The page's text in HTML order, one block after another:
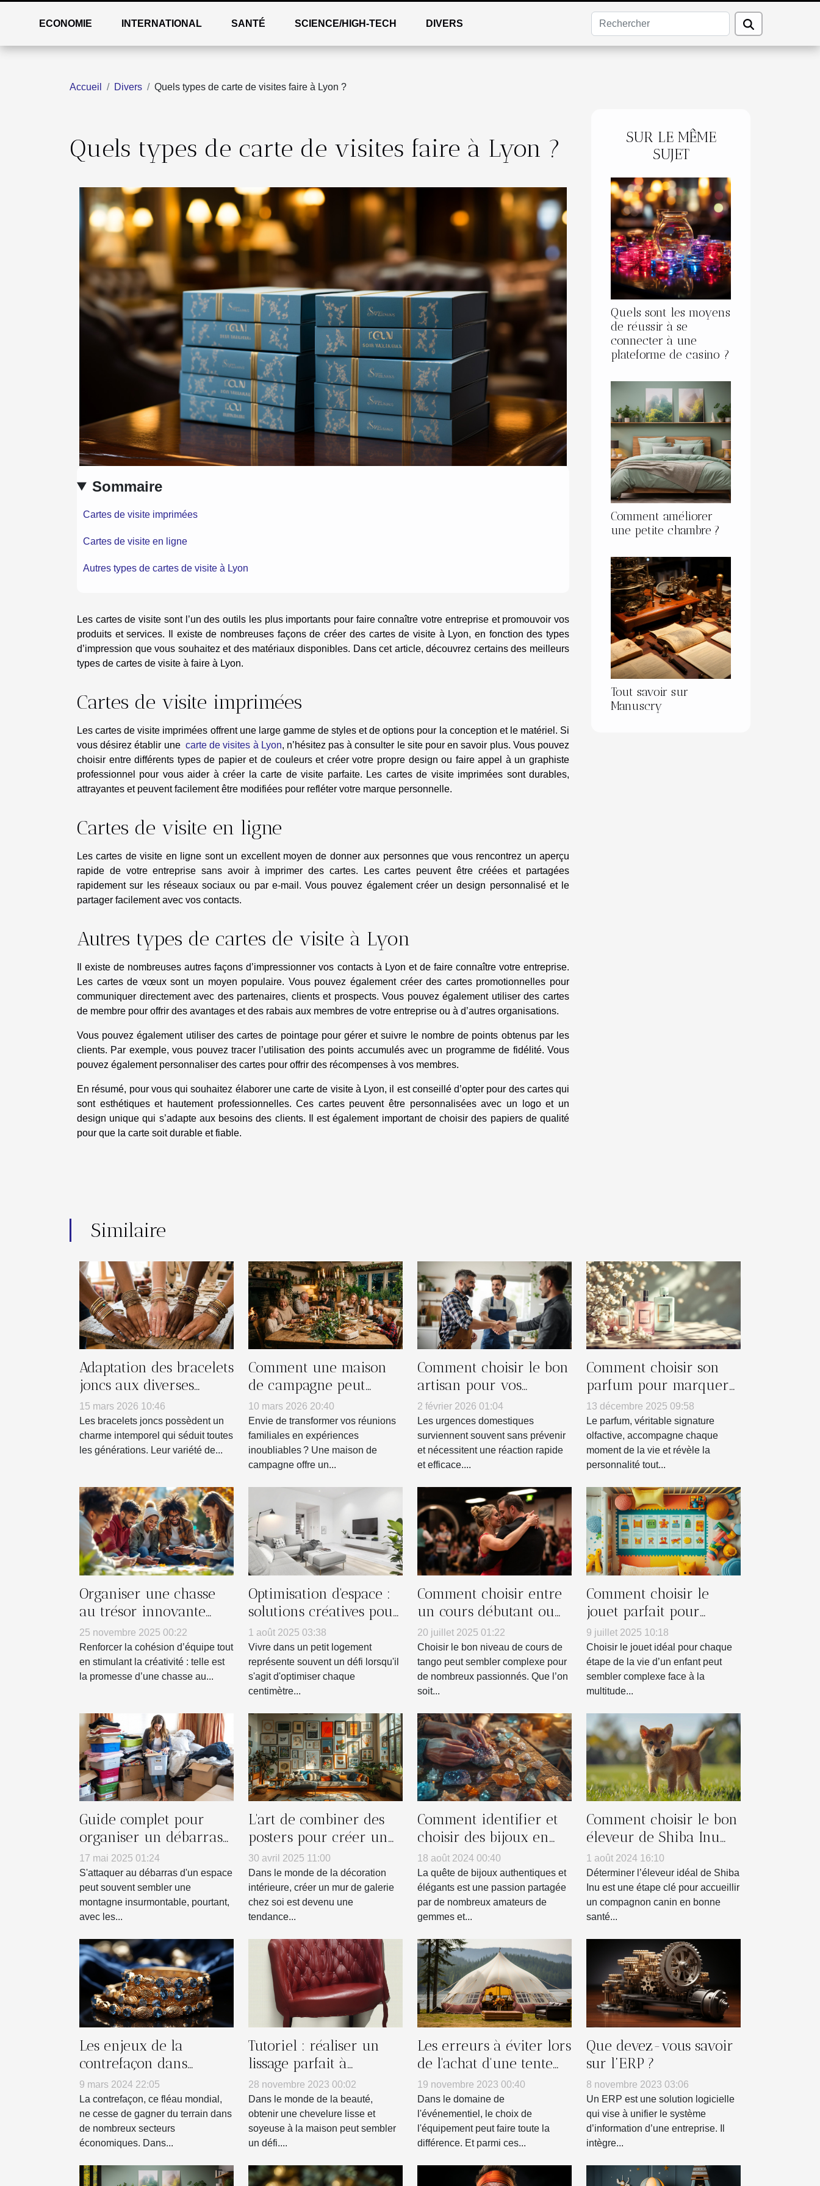
ECONOMIE INTERNATIONAL SANTÉ SCIENCE/HIGH-TECH DIVERS
Accueil Divers Quels types de carte de visites faire à Lyon ?
Quels types de carte de visites faire à Lyon ?
Sommaire
Cartes de visite imprimées
Cartes de visite en ligne
Autres types de cartes de visite à Lyon
Les cartes de visite sont l’un des outils les plus importants pour faire connaître votre entreprise et promouvoir vos
produits et services. Il existe de nombreuses façons de créer des cartes de visite à Lyon, en fonction des types
d’impression que vous souhaitez et des matériaux disponibles. Dans cet article, découvrez certains des meilleurs
types de cartes de visite à faire à Lyon.
Cartes de visite imprimées
Les cartes de visite imprimées offrent une large gamme de styles et de options pour la conception et le matériel. Si
vous désirez établir une carte de visites à Lyon, n’hésitez pas à consulter le site pour en savoir plus. Vous pouvez
choisir entre différents types de papier et de couleurs et créer votre propre design ou faire appel à un graphiste
professionnel pour vous aider à créer la carte de visite parfaite. Les cartes de visite imprimées sont durables,
attrayantes et peuvent facilement être modifiées pour refléter votre marque personnelle.
Cartes de visite en ligne
Les cartes de visite en ligne sont un excellent moyen de donner aux personnes que vous rencontrez un aperçu
rapide de votre entreprise sans avoir à imprimer des cartes. Les cartes peuvent être créées et partagées
rapidement sur les réseaux sociaux ou par e-mail. Vous pouvez également créer un design personnalisé et le
partager facilement avec vos contacts.
Autres types de cartes de visite à Lyon
Il existe de nombreuses autres façons d’impressionner vos contacts à Lyon et de faire connaître votre entreprise.
Les cartes de vœux sont un moyen populaire. Vous pouvez également créer des cartes promotionnelles pour
communiquer directement avec des partenaires, clients et prospects. Vous pouvez également utiliser des cartes
de membre pour offrir des avantages et des rabais aux membres de votre entreprise ou à d’autres organisations.
Vous pouvez également utiliser des cartes de pointage pour gérer et suivre le nombre de points obtenus par les
clients. Par exemple, vous pouvez tracer l’utilisation des points accumulés avec un programme de fidélité. Vous
pouvez également personnaliser des cartes pour offrir des récompenses à vos membres.
En résumé, pour vous qui souhaitez élaborer une carte de visite à Lyon, il est conseillé d’opter pour des cartes qui
sont esthétiques et hautement professionnelles. Ces cartes peuvent être personnalisées avec un logo et un
design unique qui s’adapte aux besoins des clients. Il est également important de choisir des papiers de qualité
pour que la carte soit durable et fiable.
SUR LE MÊME
SUJET
Quels sont les moyens
de réussir à se
connecter à une
plateforme de casino ?
Comment améliorer
une petite chambre ?
Tout savoir sur
Manuscry
Similaire
Adaptation des bracelets
joncs aux diverses
personnalités
15 mars 2026 10:46
Les bracelets joncs possèdent un
charme intemporel qui séduit toutes
les générations. Leur variété de...
Comment une maison
de campagne peut
transformer vos
réunions familiales ?
10 mars 2026 20:40
Envie de transformer vos réunions
familiales en expériences
inoubliables ? Une maison de
campagne offre un...
Comment choisir le bon
artisan pour vos
urgences domestiques ?
2 février 2026 01:04
Les urgences domestiques
surviennent souvent sans prévenir
et nécessitent une réaction rapide
et efficace....
Comment choisir son
parfum pour marquer
chaque saison ?
13 décembre 2025 09:58
Le parfum, véritable signature
olfactive, accompagne chaque
moment de la vie et révèle la
personnalité tout...
Organiser une chasse
au trésor innovante
pour renforcer l'esprit
d'équipe
25 novembre 2025 00:22
Renforcer la cohésion d’équipe tout
en stimulant la créativité : telle est
la promesse d’une chasse au...
Optimisation d'espace :
solutions créatives pour
petits logements
1 août 2025 03:38
Vivre dans un petit logement
représente souvent un défi lorsqu'il
s'agit d'optimiser chaque
centimètre...
Comment choisir entre
un cours débutant ou
intermédiaire en tango
?
20 juillet 2025 01:22
Choisir le bon niveau de cours de
tango peut sembler complexe pour
de nombreux passionnés. Que l’on
soit...
Comment choisir le
jouet parfait pour
chaque âge ?
9 juillet 2025 10:18
Choisir le jouet idéal pour chaque
étape de la vie d’un enfant peut
sembler complexe face à la
multitude...
Guide complet pour
organiser un débarras
efficace de votre espace
17 mai 2025 01:24
S'attaquer au débarras d'un espace
peut souvent sembler une
montagne insurmontable, pourtant,
avec les...
L'art de combiner des
posters pour créer un
mur de galerie chez soi
30 avril 2025 11:00
Dans le monde de la décoration
intérieure, créer un mur de galerie
chez soi est devenu une
tendance...
Comment identifier et
choisir des bijoux en
vraies pierres
naturelles
18 août 2024 00:40
La quête de bijoux authentiques et
élégants est une passion partagée
par de nombreux amateurs de
gemmes et...
Comment choisir le bon
éleveur de Shiba Inu
pour vous
1 août 2024 16:10
Déterminer l’éleveur idéal de Shiba
Inu est une étape clé pour accueillir
un compagnon canin en bonne
santé...
Les enjeux de la
contrefaçon dans
l'industrie de la
bijouterie
9 mars 2024 22:05
La contrefaçon, ce fléau mondial,
ne cesse de gagner du terrain dans
de nombreux secteurs
économiques. Dans...
Tutoriel : réaliser un
lissage parfait à
domicile
28 novembre 2023 00:02
Dans le monde de la beauté,
obtenir une chevelure lisse et
soyeuse à la maison peut sembler
un défi....
Les erreurs à éviter lors
de l'achat d'une tente
gonflable pour votre
entreprise
19 novembre 2023 00:40
Dans le domaine de
l'événementiel, le choix de
l'équipement peut faire toute la
différence. Et parmi ces...
Que devez-vous savoir
sur l’ERP ?
8 novembre 2023 03:06
Un ERP est une solution logicielle
qui vise à unifier le système
d’information d’une entreprise. Il
intègre...